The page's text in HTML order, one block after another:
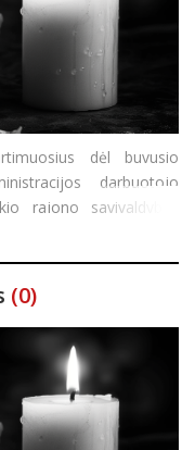
dėl buvusio
darbuotojo
rajono savivaldybės
(0)